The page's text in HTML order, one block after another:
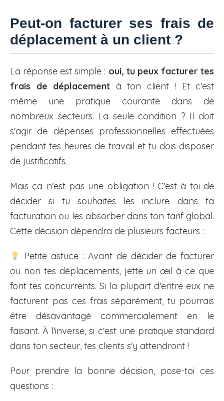
Peut-on facturer ses frais de
déplacement à un client ?
La réponse est simple : oui, tu peux facturer tes
frais de déplacement à ton client ! Et c'est
même une pratique courante dans de
nombreux secteurs. La seule condition ? Il doit
s'agir de dépenses professionnelles effectuées
pendant tes heures de travail et tu dois disposer
de justificatifs.
Mais ça n'est pas une obligation ! C'est à toi de
décider si tu souhaites les inclure dans ta
facturation ou les absorber dans ton tarif global.
Cette décision dépendra de plusieurs facteurs :
Petite astuce : Avant de décider de facturer
ou non tes déplacements, jette un œil à ce que
font tes concurrents. Si la plupart d'entre eux ne
facturent pas ces frais séparément, tu pourrais
être désavantagé commercialement en le
faisant. À l'inverse, si c'est une pratique standard
dans ton secteur, tes clients s'y attendront !
Pour prendre la bonne décision, pose-toi ces
questions :